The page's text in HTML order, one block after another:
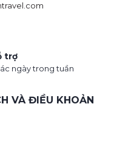
trợ
ngày trong tuần
VÀ ĐIỀU KHOẢN